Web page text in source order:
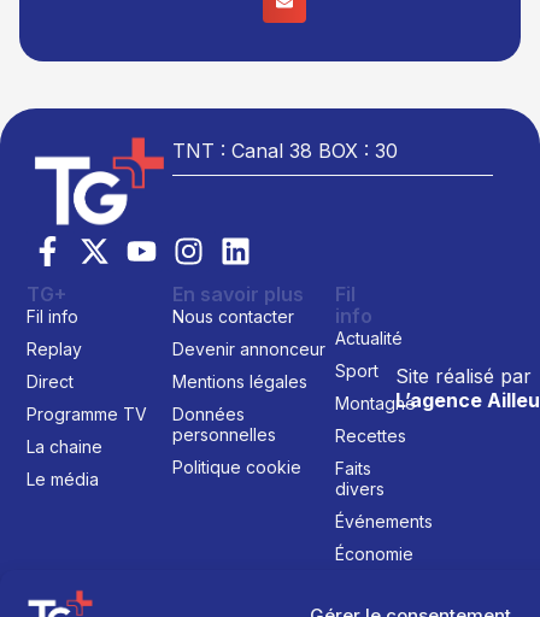
TNT : Canal 38 BOX : 30
Site réalisé par
L’agence
TG+
Fil info
Replay
Direct
Programme TV
La chaine
Le média
En savoir plus
Nous contacter
Devenir annonceur
Mentions légales
Données
personnelles
Politique cookie
Fil
info
Actualité
Sport
Montagne
Recettes
Faits
divers
Événements
Économie